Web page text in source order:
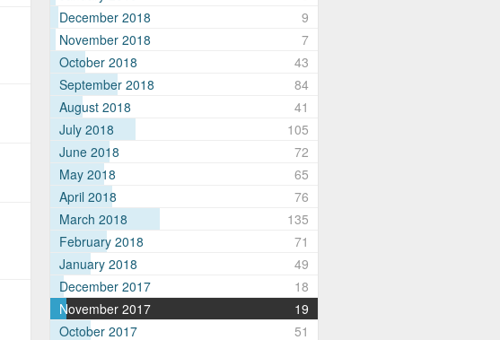
December 2018
9
November 2018
7
October 2018
43
September 2018
84
August 2018
41
July 2018
105
June 2018
72
May 2018
65
April 2018
76
March 2018
135
February 2018
71
January 2018
49
December 2017
18
November 2017
19
October 2017
51